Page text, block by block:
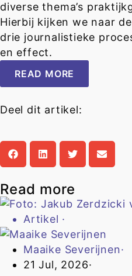
diverse thema’s
Hierbij kijken we naar
drie journalistieke
en effect.
READ MORE
Deel dit artikel:
Read more
Artikel ·
Maaike Severijnen·
21 Jul, 2026·